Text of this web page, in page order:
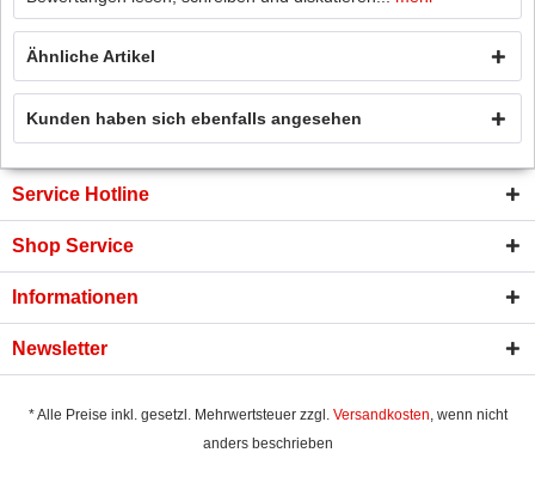
Ähnliche Artikel
Kunden haben sich ebenfalls angesehen
Service Hotline
Shop Service
Informationen
Newsletter
* Alle Preise inkl. gesetzl. Mehrwertsteuer zzgl. Versandkosten, wenn nicht
anders beschrieben